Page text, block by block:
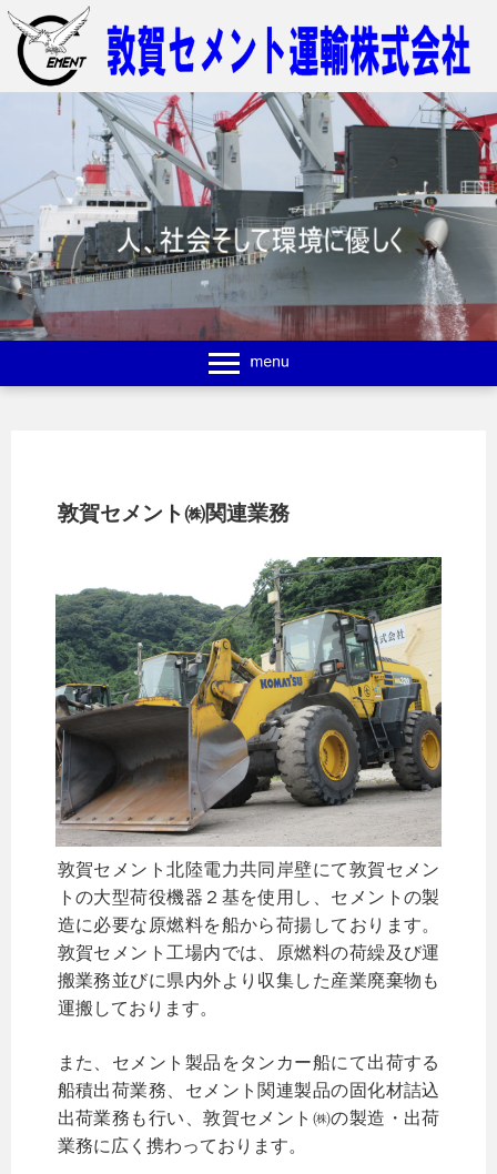
敦賀セメント㈱関連業務
敦賀セメント北陸電力共同岸壁にて敦賀セメン
トの大型荷役機器２基を使用し、セメントの製
造に必要な原燃料を船から荷揚しております。
敦賀セメント工場内では、原燃料の荷繰及び運
搬業務並びに県内外より収集した産業廃棄物も
運搬しております。
また、セメント製品をタンカー船にて出荷する
船積出荷業務、セメント関連製品の固化材詰込
出荷業務も行い、敦賀セメント㈱の製造・出荷
業務に広く携わっております。